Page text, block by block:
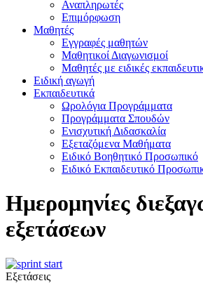
Αναπληρωτές
Επιμόρφωση
Μαθητές
Εγγραφές μαθητών
Μαθητικοί Διαγωνισμοί
Μαθητές με ειδικές
Ειδική αγωγή
Εκπαιδευτικά
Ωρολόγια Προγράμματα
Προγράμματα Σπουδών
Ενισχυτική Διδασκαλία
Εξεταζόμενα Μαθήματα
Ειδικό Βοηθητικό Προσωπικό
Ειδικό Εκπαιδευτικό
Ημερομηνίες
εξετάσεων
Εξετάσεις